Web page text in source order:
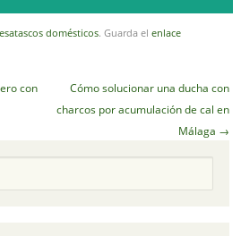
domésticos. Guarda el enlace
con
Cómo solucionar una ducha con
charcos por acumulación de cal en
Málaga →